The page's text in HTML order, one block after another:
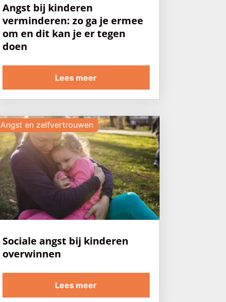
Angst bij kinderen
verminderen: zo ga je ermee
om en dit kan je er tegen
doen
Lees meer
Sociale angst bij kinderen
overwinnen
Angst en zelfvertrouwen
Lees meer